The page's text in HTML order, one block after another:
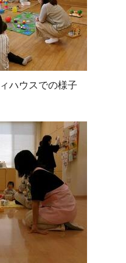
ハウスでの様子